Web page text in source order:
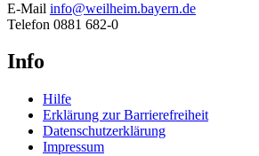
E-Mail info@weilheim.bayern.de
Telefon 0881 682-0
Info
Hilfe
Erklärung zur Barrierefreiheit
Datenschutzerklärung
Impressum